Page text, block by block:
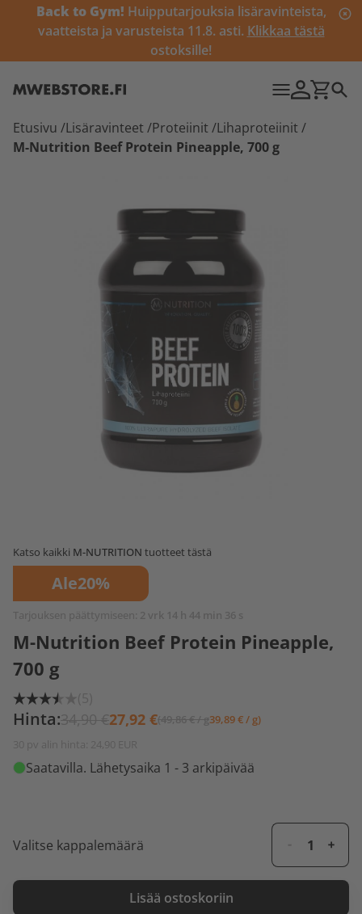
Back to Gym! Huipputarjouksia lisäravinteista,
vaatteista ja varusteista 11.8. asti. Klikkaa tästä
ostoksille!
Etusivu /Lisäravinteet /Proteiinit /Lihaproteiinit /
M-Nutrition Beef Protein Pineapple, 700 g
Katso kaikki M-NUTRITION tuotteet tästä
Ale20%
Tarjouksen päättymiseen: 2 vrk 14 h 44 min 36 s
M-Nutrition Beef Protein Pineapple,
700 g
(5)
Hinta:34,90 €27,92 €(49,86 € / g39,89 € / g)
30 pv alin hinta: 24,90 EUR
Saatavilla. Lähetysaika 1 - 3 arkipäivää
Valitse kappalemäärä
Lisää ostoskoriin